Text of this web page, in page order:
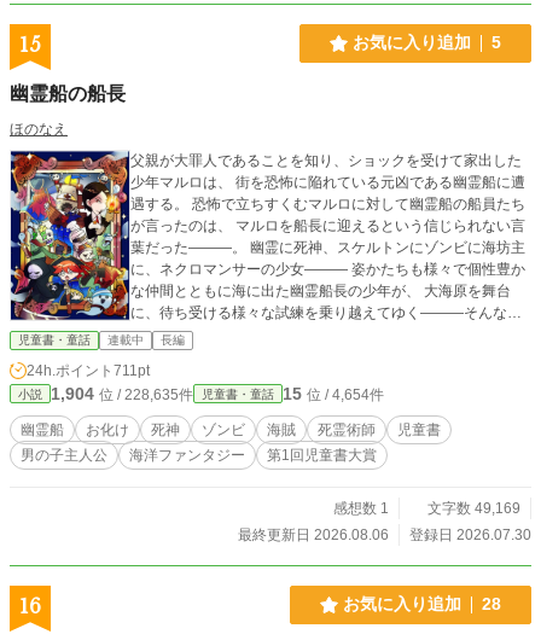
15 お気に入り追加 5
幽霊船の船長
ほのなえ
父親が大罪人であることを知り、ショックを受けて家出した
少年マルロは、 街を恐怖に陥れている元凶である幽霊船に遭
遇する。 恐怖で立ちすくむマルロに対して幽霊船の船員たち
が言ったのは、 マルロを船長に迎えるという信じられない言
葉だった―――。 幽霊に死神、スケルトンにゾンビに海坊主
に、ネクロマンサーの少女――― 姿かたちも様々で個性豊か
な仲間とともに海に出た幽霊船長の少年が、 大海原を舞台
に、待ち受ける様々な試練を乗り越えてゆく―――そんな冒
険の物語。 ※表紙は赤玉おまめ様（https://x.com/orikyarakaki
tai）に描いていただきました。 ※登場人物一覧に一部キャラ
クターのイメージイラスト（ほのなえ作）を入れています。
児童書・童話 連載中 長編
24h.ポイント 711pt
小説 1,904 位 / 228,635件 児童書・童話 15 位 / 4,654件
幽霊船 お化け 死神 ゾンビ 海賊 死霊術師
児童書
男の子主人公
海洋ファンタジー 第1回児童書大賞
感想数 1
文字数 49,169
最終更新日 2026.08.06
登録日 2026.07.30
16 お気に入り追加 28